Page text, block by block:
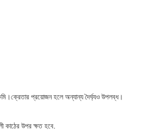
প্রয়োজন হলে অন্যান্য দৈর্ঘ্যও উপলব্ধ।
কাঠের উপর ক্ষত হবে.